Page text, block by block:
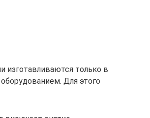
изготавливаются только в
Для этого